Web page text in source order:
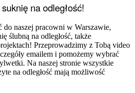
na odległość!
do naszej pracowni w Warszawie,
ślubną na odległość, także
Przeprowadzimy z Tobą video
emailem i pomożemy wybrać
Na naszej stronie wszystkie
na odległość mają możliwość